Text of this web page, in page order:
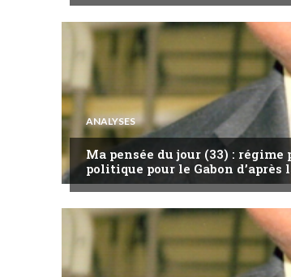
ANALYSES
Ma pensée du jour (33) :
politique pour le Gabon